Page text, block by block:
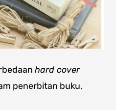
hard cover
penerbitan buku,